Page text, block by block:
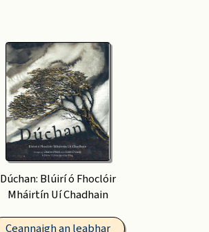
Dúchan: Blúirí ó Fhoclóir
Mháirtín Uí Chadhain